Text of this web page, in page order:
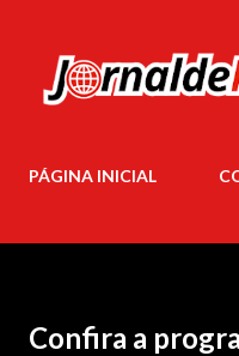
PÁGINA INICIAL
Confira a